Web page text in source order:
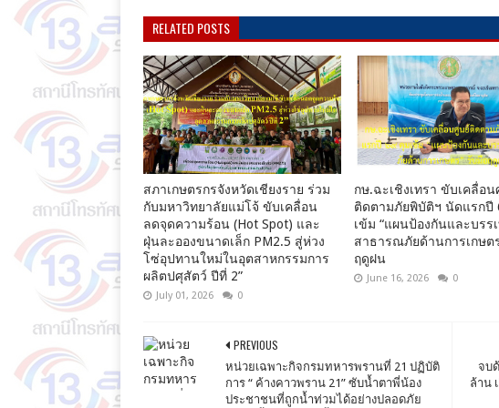
RELATED POSTS
สภาเกษตรกรจังหวัดเชียงราย ร่วม
กับมหาวิทยาลัยแม่โจ้ ขับเคลื่อน
ลดจุดความร้อน (Hot Spot) และ
ฝุ่นละอองขนาดเล็ก PM2.5 สู่ห่วง
โซ่อุปทานใหม่ในอุตสาหกรรมการ
ผลิตปศุสัตว์ ปีที่ 2”
July 01, 2026 0
กษ.ฉะเชิงเทรา ขับเคลื่อ
ติดตามภัยพิบัติฯ นัดแรกปี
เข้ม “แผนป้องกันและบรร
สาธารณภัยด้านการเกษต
ฤดูฝน
June 16, 2026 0
จบ
ล้าน
PREVIOUS
หน่วยเฉพาะกิจกรมทหารพรานที่ 21 ปฏิบัติ
การ “ ค้างคาวพราน 21” ซับน้ำตาพี่น้อง
ประชาชนที่ถูกน้ำท่วมได้อย่างปลอดภัย